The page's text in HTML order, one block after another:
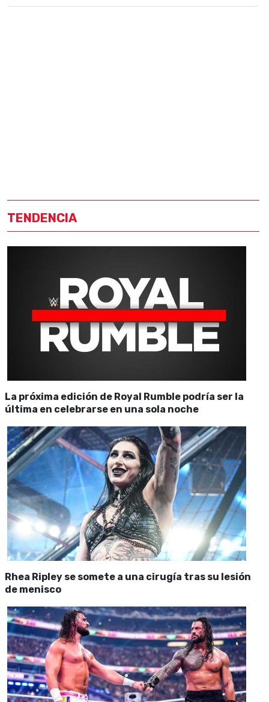
TENDENCIA
La próxima edición de Royal Rumble podría ser la
última en celebrarse en una sola noche
Rhea Ripley se somete a una cirugía tras su lesión
de menisco